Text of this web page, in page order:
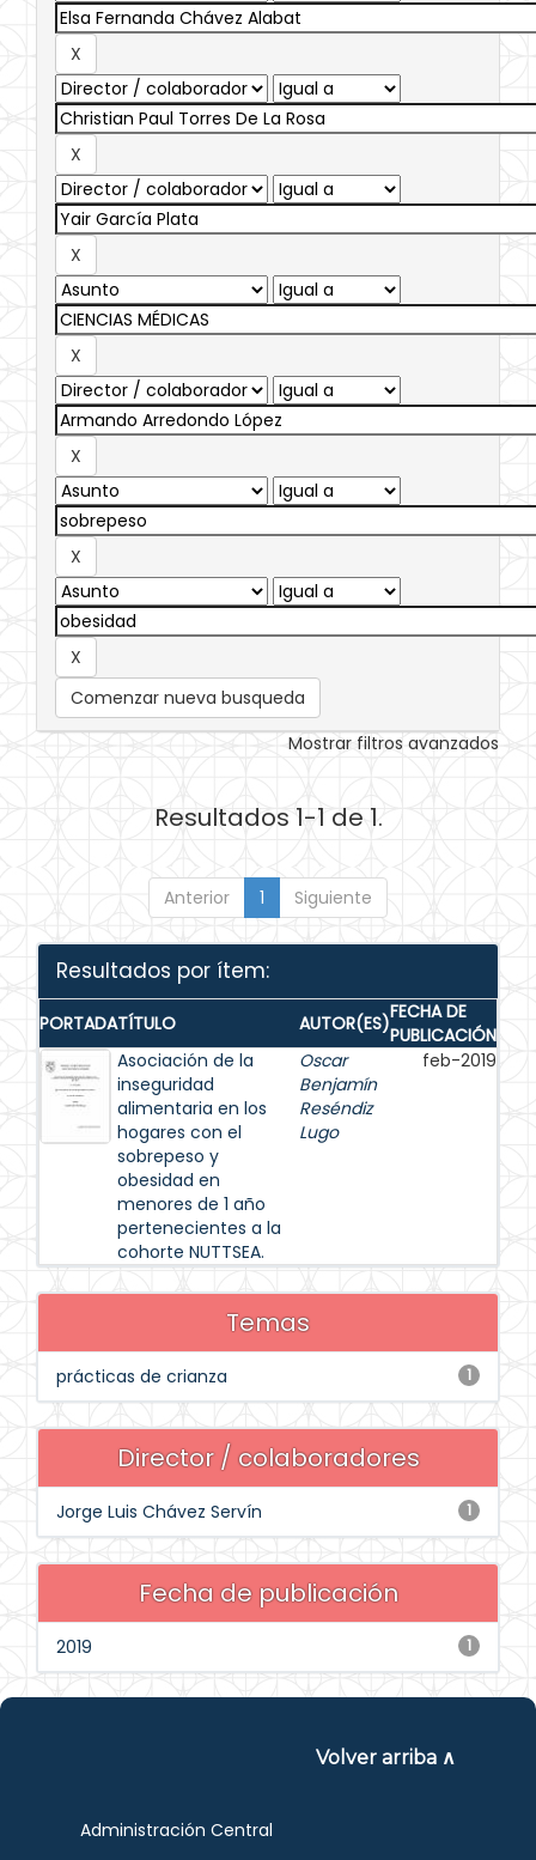
Comenzar nueva busqueda
Mostrar filtros avanzados
Resultados 1-1 de 1.
Anterior 1 Siguiente
Resultados por ítem:
PORTADATÍTULO AUTOR(ES)FECHA DE
PUBLICACIÓN
Asociación de la
inseguridad
alimentaria en los
hogares con el
sobrepeso y
obesidad en
menores de 1 año
pertenecientes a la
cohorte NUTTSEA.
Oscar
Benjamín
Reséndiz
Lugo
feb-2019
Temas
1
prácticas de crianza
Director / colaboradores
1
Jorge Luis Chávez Servín
Fecha de publicación
1
2019
Volver arriba ∧
Administración Central